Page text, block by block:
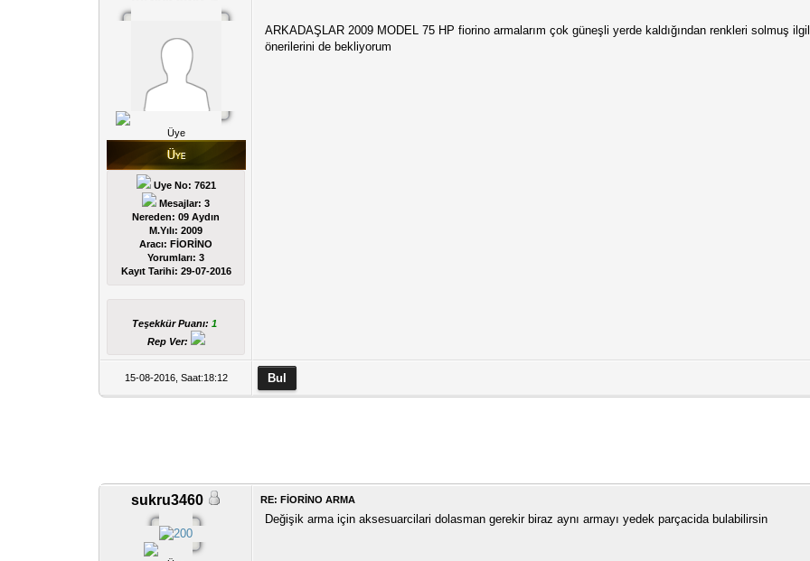
Üye
Uye No: 7621
Mesajlar: 3
Nereden: 09 Aydın
M.Yılı: 2009
Aracı: FİORİNO
Yorumları:3
Kayıt Tarihi: 29-07-2016
Teşekkür Puanı:1
Rep Ver:
ARKADAŞLAR 2009 MODEL 75 HP fiorino armalarım çok güneşli yerde kaldığından renkleri solmuş
önerilerini de bekliyorum
15-08-2016, Saat:18:12
sukru3460 RE: FİORİNO ARMA
Değişik arma için aksesuarcilari dolasman gerekir biraz aynı armayı yedek parçacida bulabilirsin